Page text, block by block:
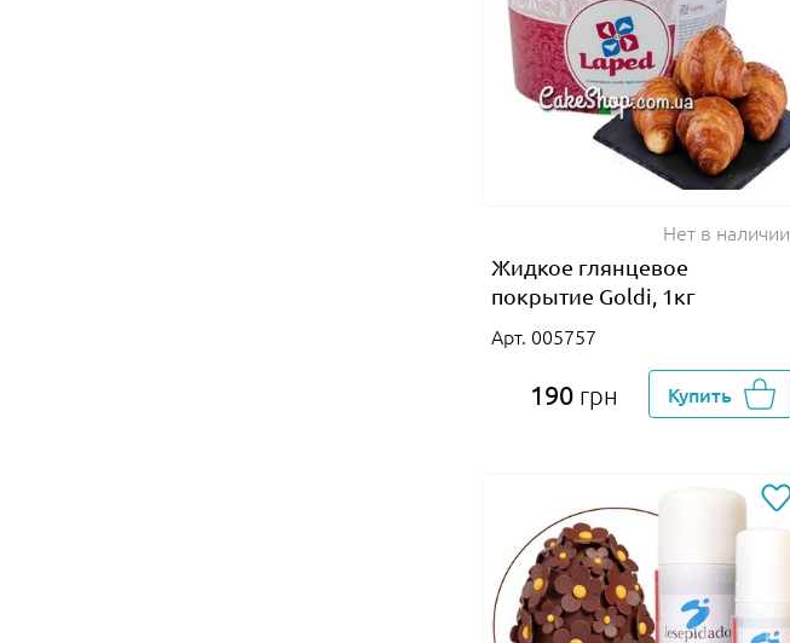
Нет в наличии
Жидкое глянцевое
покрытие Goldi, 1кг
Арт. 005757
190 грн Купить